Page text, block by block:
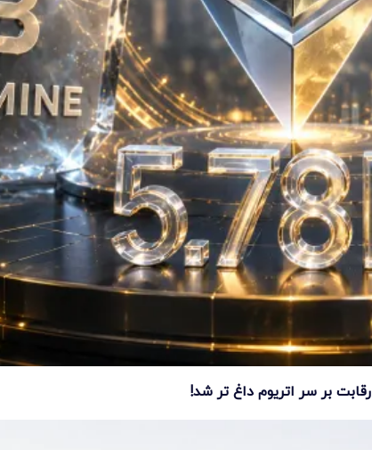
رقابت بر سر اتریوم داغ تر شد!